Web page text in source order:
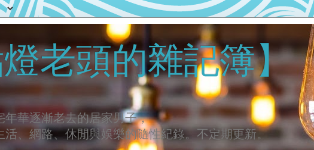
老頭的雜記簿】
年華逐漸老去的居家男子，
活、網路、休閒與娛樂的隨性紀錄。不定期更新。